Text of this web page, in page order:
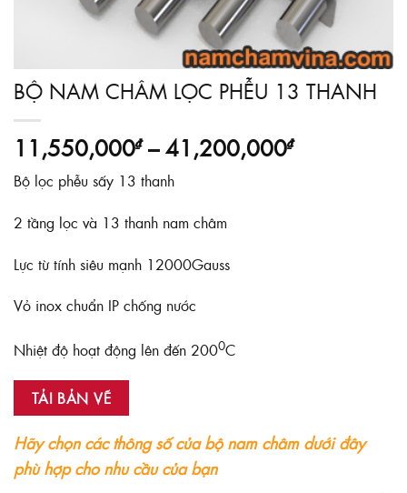
BỘ NAM CHÂM LỌC PHỄU 13 THANH
11,550,000₫ – 41,200,000₫Khoảng
Bộ lọc phễu sấy 13 thanh
2 tầng lọc và 13 thanh nam châm
Lực từ tính siêu mạnh 12000Gauss
Vỏ inox chuẩn IP chống nước
Nhiệt độ hoạt động lên đến 2000C
TẢI BẢN VẼ
Hãy chọn các thông số của bộ nam châm dưới đây
phù hợp cho nhu cầu của bạn